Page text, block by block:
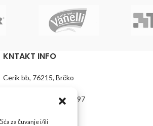
za čuvanje i/ili
KNTAKT INFO
Cerik bb, 76215, Brčko
+387 61 272 597
Fax: +387 35 746 095